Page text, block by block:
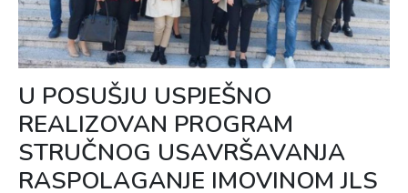
U POSUŠJU USPJEŠNO
REALIZOVAN PROGRAM
STRUČNOG USAVRŠAVANJA
RASPOLAGANJE IMOVINOM JLS